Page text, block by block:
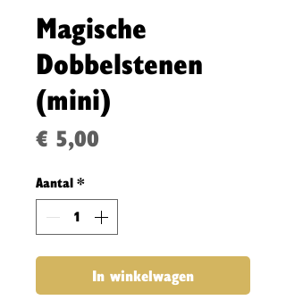
Magische
Dobbelstenen
(mini)
€ 5,00
Aantal*
In winkelwagen